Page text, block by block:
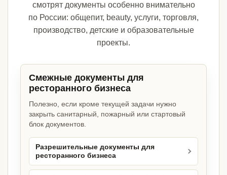
смотрят документы особенно внимательно
по России: общепит, beauty, услуги, торговля,
производство, детские и образовательные
проекты.
Смежные документы для
ресторанного бизнеса
Полезно, если кроме текущей задачи нужно
закрыть санитарный, пожарный или стартовый
блок документов.
Разрешительные документы для
ресторанного бизнеса